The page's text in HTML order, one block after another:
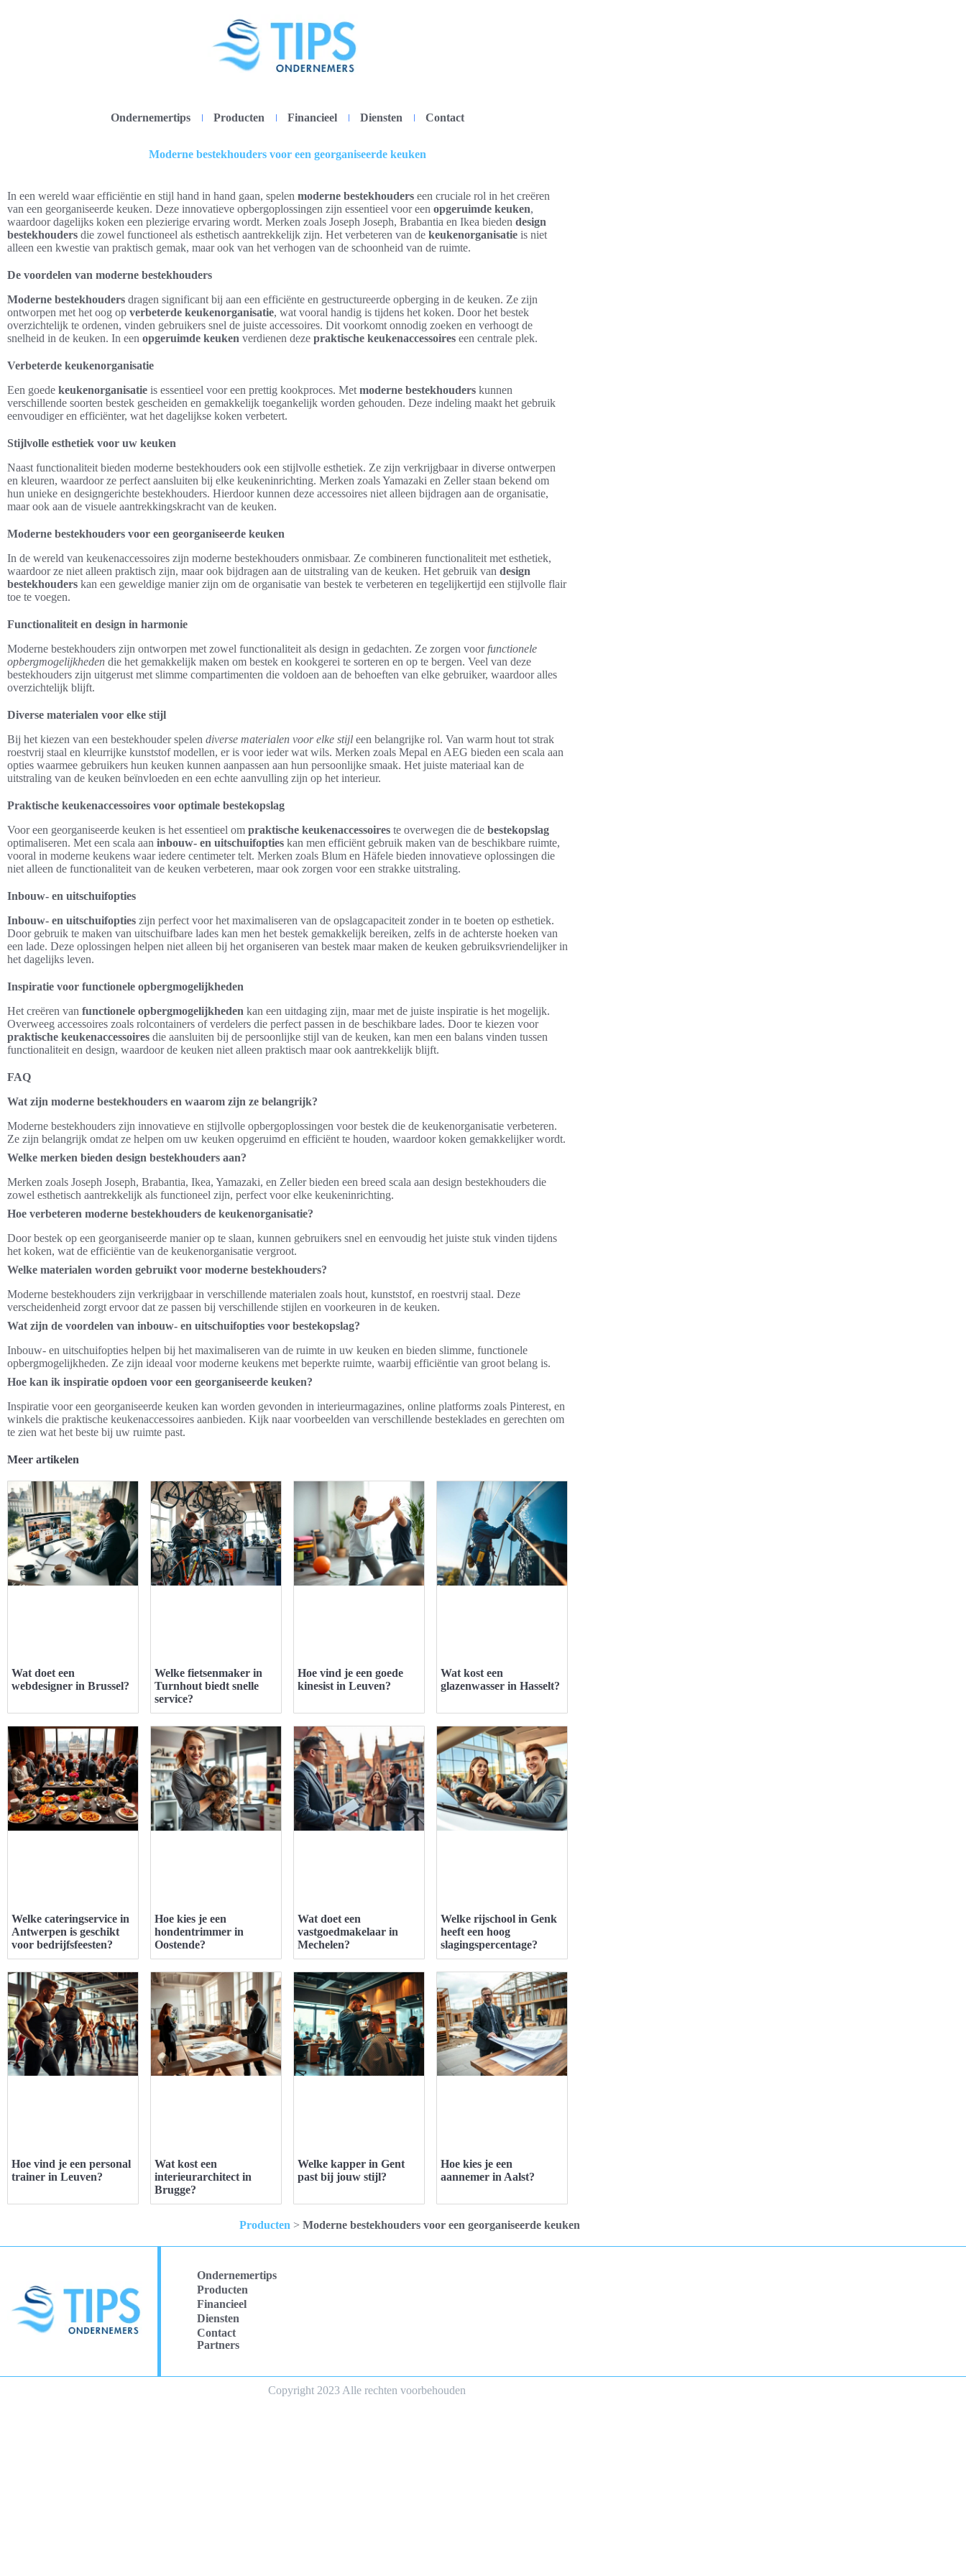
Ondernemertips Producten Financieel Diensten Contact
Moderne bestekhouders voor een georganiseerde keuken
In een wereld waar efficiëntie en stijl hand in hand gaan, spelen moderne bestekhouders een cruciale rol in het creëren
van een georganiseerde keuken. Deze innovatieve opbergoplossingen zijn essentieel voor een opgeruimde keuken,
waardoor dagelijks koken een plezierige ervaring wordt. Merken zoals Joseph Joseph, Brabantia en Ikea bieden design
bestekhouders die zowel functioneel als esthetisch aantrekkelijk zijn. Het verbeteren van de keukenorganisatie is niet
alleen een kwestie van praktisch gemak, maar ook van het verhogen van de schoonheid van de ruimte.
De voordelen van moderne bestekhouders
Moderne bestekhouders dragen significant bij aan een efficiënte en gestructureerde opberging in de keuken. Ze zijn
ontworpen met het oog op verbeterde keukenorganisatie, wat vooral handig is tijdens het koken. Door het bestek
overzichtelijk te ordenen, vinden gebruikers snel de juiste accessoires. Dit voorkomt onnodig zoeken en verhoogt de
snelheid in de keuken. In een opgeruimde keuken verdienen deze praktische keukenaccessoires een centrale plek.
Verbeterde keukenorganisatie
Een goede keukenorganisatie is essentieel voor een prettig kookproces. Met moderne bestekhouders kunnen
verschillende soorten bestek gescheiden en gemakkelijk toegankelijk worden gehouden. Deze indeling maakt het gebruik
eenvoudiger en efficiënter, wat het dagelijkse koken verbetert.
Stijlvolle esthetiek voor uw keuken
Naast functionaliteit bieden moderne bestekhouders ook een stijlvolle esthetiek. Ze zijn verkrijgbaar in diverse ontwerpen
en kleuren, waardoor ze perfect aansluiten bij elke keukeninrichting. Merken zoals Yamazaki en Zeller staan bekend om
hun unieke en designgerichte bestekhouders. Hierdoor kunnen deze accessoires niet alleen bijdragen aan de organisatie,
maar ook aan de visuele aantrekkingskracht van de keuken.
Moderne bestekhouders voor een georganiseerde keuken
In de wereld van keukenaccessoires zijn moderne bestekhouders onmisbaar. Ze combineren functionaliteit met esthetiek,
waardoor ze niet alleen praktisch zijn, maar ook bijdragen aan de uitstraling van de keuken. Het gebruik van design
bestekhouders kan een geweldige manier zijn om de organisatie van bestek te verbeteren en tegelijkertijd een stijlvolle flair
toe te voegen.
Functionaliteit en design in harmonie
Moderne bestekhouders zijn ontworpen met zowel functionaliteit als design in gedachten. Ze zorgen voor functionele
opbergmogelijkheden die het gemakkelijk maken om bestek en kookgerei te sorteren en op te bergen. Veel van deze
bestekhouders zijn uitgerust met slimme compartimenten die voldoen aan de behoeften van elke gebruiker, waardoor alles
overzichtelijk blijft.
Diverse materialen voor elke stijl
Bij het kiezen van een bestekhouder spelen diverse materialen voor elke stijl een belangrijke rol. Van warm hout tot strak
roestvrij staal en kleurrijke kunststof modellen, er is voor ieder wat wils. Merken zoals Mepal en AEG bieden een scala aan
opties waarmee gebruikers hun keuken kunnen aanpassen aan hun persoonlijke smaak. Het juiste materiaal kan de
uitstraling van de keuken beïnvloeden en een echte aanvulling zijn op het interieur.
Praktische keukenaccessoires voor optimale bestekopslag
Voor een georganiseerde keuken is het essentieel om praktische keukenaccessoires te overwegen die de bestekopslag
optimaliseren. Met een scala aan inbouw- en uitschuifopties kan men efficiënt gebruik maken van de beschikbare ruimte,
vooral in moderne keukens waar iedere centimeter telt. Merken zoals Blum en Häfele bieden innovatieve oplossingen die
niet alleen de functionaliteit van de keuken verbeteren, maar ook zorgen voor een strakke uitstraling.
Inbouw- en uitschuifopties
Inbouw- en uitschuifopties zijn perfect voor het maximaliseren van de opslagcapaciteit zonder in te boeten op esthetiek.
Door gebruik te maken van uitschuifbare lades kan men het bestek gemakkelijk bereiken, zelfs in de achterste hoeken van
een lade. Deze oplossingen helpen niet alleen bij het organiseren van bestek maar maken de keuken gebruiksvriendelijker in
het dagelijks leven.
Inspiratie voor functionele opbergmogelijkheden
Het creëren van functionele opbergmogelijkheden kan een uitdaging zijn, maar met de juiste inspiratie is het mogelijk.
Overweeg accessoires zoals rolcontainers of verdelers die perfect passen in de beschikbare lades. Door te kiezen voor
praktische keukenaccessoires die aansluiten bij de persoonlijke stijl van de keuken, kan men een balans vinden tussen
functionaliteit en design, waardoor de keuken niet alleen praktisch maar ook aantrekkelijk blijft.
FAQ
Wat zijn moderne bestekhouders en waarom zijn ze belangrijk?
Moderne bestekhouders zijn innovatieve en stijlvolle opbergoplossingen voor bestek die de keukenorganisatie verbeteren.
Ze zijn belangrijk omdat ze helpen om uw keuken opgeruimd en efficiënt te houden, waardoor koken gemakkelijker wordt.
Welke merken bieden design bestekhouders aan?
Merken zoals Joseph Joseph, Brabantia, Ikea, Yamazaki, en Zeller bieden een breed scala aan design bestekhouders die
zowel esthetisch aantrekkelijk als functioneel zijn, perfect voor elke keukeninrichting.
Hoe verbeteren moderne bestekhouders de keukenorganisatie?
Door bestek op een georganiseerde manier op te slaan, kunnen gebruikers snel en eenvoudig het juiste stuk vinden tijdens
het koken, wat de efficiëntie van de keukenorganisatie vergroot.
Welke materialen worden gebruikt voor moderne bestekhouders?
Moderne bestekhouders zijn verkrijgbaar in verschillende materialen zoals hout, kunststof, en roestvrij staal. Deze
verscheidenheid zorgt ervoor dat ze passen bij verschillende stijlen en voorkeuren in de keuken.
Wat zijn de voordelen van inbouw- en uitschuifopties voor bestekopslag?
Inbouw- en uitschuifopties helpen bij het maximaliseren van de ruimte in uw keuken en bieden slimme, functionele
opbergmogelijkheden. Ze zijn ideaal voor moderne keukens met beperkte ruimte, waarbij efficiëntie van groot belang is.
Hoe kan ik inspiratie opdoen voor een georganiseerde keuken?
Inspiratie voor een georganiseerde keuken kan worden gevonden in interieurmagazines, online platforms zoals Pinterest, en
winkels die praktische keukenaccessoires aanbieden. Kijk naar voorbeelden van verschillende besteklades en gerechten om
te zien wat het beste bij uw ruimte past.
Meer artikelen
Wat doet een
webdesigner in Brussel?
Welke fietsenmaker in
Turnhout biedt snelle
service?
Hoe vind je een goede
kinesist in Leuven?
Wat kost een
glazenwasser in Hasselt?
Welke cateringservice in
Antwerpen is geschikt
voor bedrijfsfeesten?
Hoe kies je een
hondentrimmer in
Oostende?
Wat doet een
vastgoedmakelaar in
Mechelen?
Welke rijschool in Genk
heeft een hoog
slagingspercentage?
Hoe vind je een personal
trainer in Leuven?
Wat kost een
interieurarchitect in
Brugge?
Welke kapper in Gent
past bij jouw stijl?
Hoe kies je een
aannemer in Aalst?
Producten > Moderne bestekhouders voor een georganiseerde keuken
Ondernemertips
Producten
Financieel
Diensten
Contact
Partners
Copyright 2023 Alle rechten voorbehouden